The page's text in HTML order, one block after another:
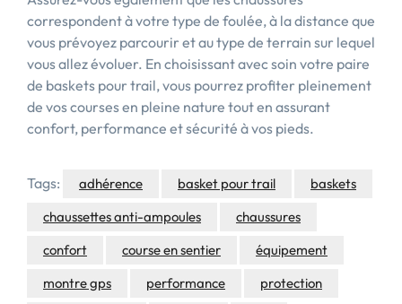
correspondent à votre type de foulée, à la distance que
vous prévoyez parcourir et au type de terrain sur lequel
vous allez évoluer. En choisissant avec soin votre paire
de baskets pour trail, vous pourrez profiter pleinement
de vos courses en pleine nature tout en assurant
confort, performance et sécurité à vos pieds.
Tags: adhérence basket pour trail
baskets
chaussettes anti-ampoules
chaussures
confort
course en sentier
équipement
montre gps
performance
protection